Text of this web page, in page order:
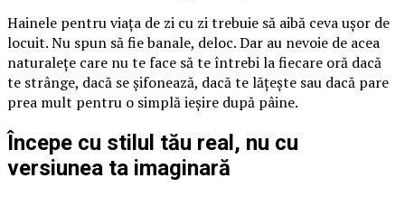
Hainele pentru viața de zi cu zi trebuie să aibă ceva ușor de
locuit. Nu spun să fie banale, deloc. Dar au nevoie de acea
naturalețe care nu te face să te întrebi la fiecare oră dacă
te strânge, dacă se șifonează, dacă te lățește sau dacă pare
prea mult pentru o simplă ieșire după pâine.
Începe cu stilul tău real, nu cu
versiunea ta imaginară